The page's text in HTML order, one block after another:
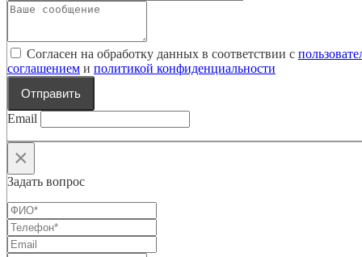
Согласен на обработку данных в соответствии с
соглашением и политикой конфиденциальности
Отправить
Email
×
Задать вопрос